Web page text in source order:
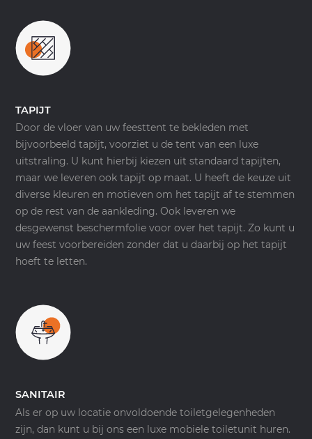
TAPIJT
Door de vloer van uw feesttent te bekleden met
bijvoorbeeld tapijt, voorziet u de tent van een luxe
uitstraling. U kunt hierbij kiezen uit standaard tapijten,
maar we leveren ook tapijt op maat. U heeft de keuze uit
diverse kleuren en motieven om het tapijt af te stemmen
op de rest van de aankleding. Ook leveren we
desgewenst beschermfolie voor over het tapijt. Zo kunt u
uw feest voorbereiden zonder dat u daarbij op het tapijt
hoeft te letten.
SANITAIR
Als er op uw locatie onvoldoende toiletgelegenheden
zijn, dan kunt u bij ons een luxe mobiele toiletunit huren.